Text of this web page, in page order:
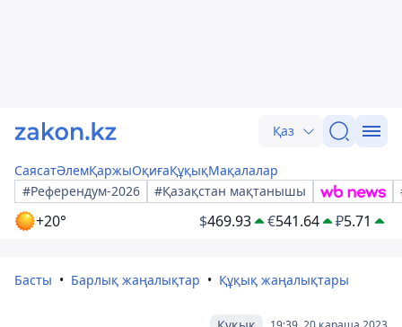
Қаз
СаясатӘлемҚаржыОқиғаҚұқықМақалалар
#Референдум-2026
#Қазақстан мақтанышы
+20° $469.93 €541.64 ₽5.71
Басты Барлық жаңалықтар Құқық жаңалықтары